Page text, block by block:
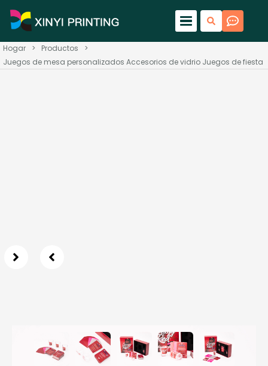
Hogar > Productos
>
Juegos de mesa personalizados Accesorios de vidrio Juegos de fiesta